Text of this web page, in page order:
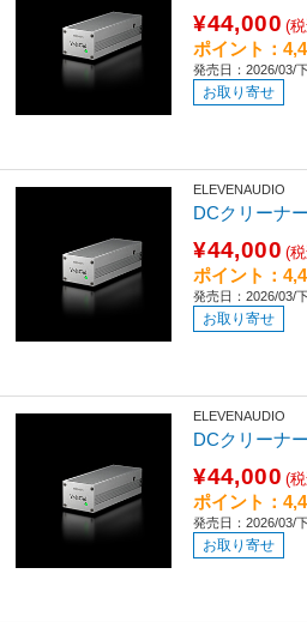
¥44,000 (
ポイント：
発売日：2026/03/
お取り寄せ
ELEVENAUDIO
DCクリーナ
¥44,000 (
ポイント：
発売日：2026/03/
お取り寄せ
ELEVENAUDIO
DCクリーナ
¥44,000 (
ポイント：
発売日：2026/03/
お取り寄せ